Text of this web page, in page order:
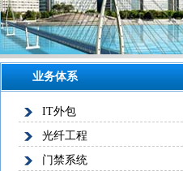
业务体系
IT外包
光纤工程
门禁系统